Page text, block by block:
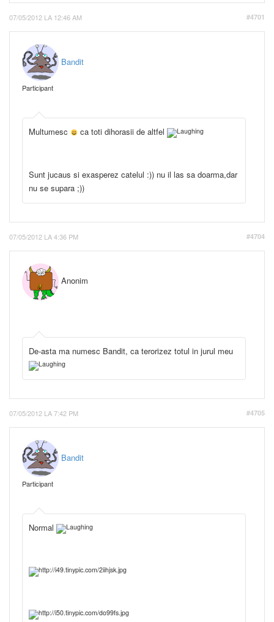
07/05/2012 LA 12:46 AM #4701
Bandit
Participant
Multumesc ca toti dihorasii de altfel
Sunt jucaus si exasperez catelul :)) nu il las sa doarma,dar
nu se supara ;))
07/05/2012 LA 4:36 PM #4704
Anonim
De-asta ma numesc Bandit, ca terorizez totul in jurul meu
07/05/2012 LA 7:42 PM #4705
Bandit
Participant
Normal